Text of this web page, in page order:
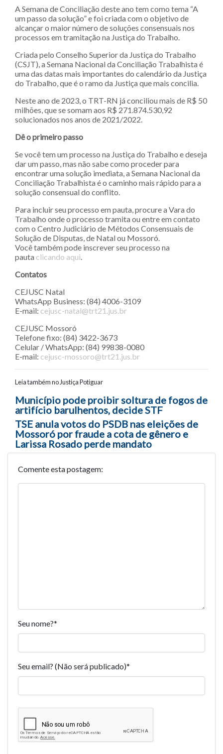
A Semana de Conciliação deste ano tem como tema “A
um passo da solução” e foi criada com o objetivo de
alcançar o maior número de soluções consensuais nos
processos em tramitação na Justiça do Trabalho.
Criada pelo Conselho Superior da Justiça do Trabalho
(CSJT), a Semana Nacional da Conciliação Trabalhista é
uma das datas mais importantes do calendário da Justiça
do Trabalho, que é o ramo da Justiça que mais concilia.
Neste ano de 2023, o TRT-RN já conciliou mais de R$ 50
milhões, que se somam aos R$ 271.874.530,92
solucionados nos anos de 2021/2022.
Dê o primeiro passo
Se você tem um processo na Justiça do Trabalho e deseja
dar um passo, mas não sabe como proceder para
encontrar uma solução imediata, a Semana Nacional da
Conciliação Trabalhista é o caminho mais rápido para a
solução consensual do conflito.
Para incluir seu processo em pauta, procure a Vara do
Trabalho onde o processo tramita ou entre em contato
com o Centro Judiciário de Métodos Consensuais de
Solução de Disputas, de Natal ou Mossoró.
Você também pode inscrever seu processo na
pauta clicando aqui.
Contatos
CEJUSC Natal
WhatsApp Business: (84) 4006-3109
E-mail: cejusc-natal@trt21.jus.br
CEJUSC Mossoró
Telefone fixo: (84) 3422-3673
Celular / WhatsApp: (84) 99838-0080
E-mail: cejusc-mossoro@trt21.jus.br
Leia também no Justiça Potiguar
Navegação entre posts
Município pode proibir soltura de fogos de
artifício barulhentos, decide STF
TSE anula votos do PSDB nas eleições de
Mossoró por fraude a cota de gênero e
Larissa Rosado perde mandato
Comente esta postagem:
Seu nome?*
Seu email? (Não será publicado)*